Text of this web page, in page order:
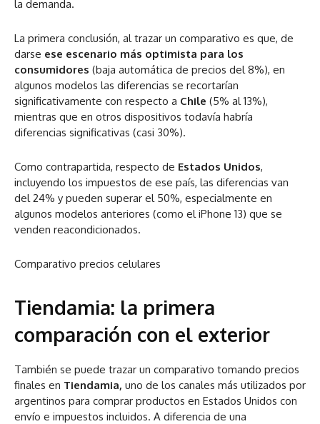
la demanda.
La primera conclusión, al trazar un comparativo es que, de
darse ese escenario más optimista para los
consumidores (baja automática de precios del 8%), en
algunos modelos las diferencias se recortarían
significativamente con respecto a Chile (5% al 13%),
mientras que en otros dispositivos todavía habría
diferencias significativas (casi 30%).
Como contrapartida, respecto de Estados Unidos,
incluyendo los impuestos de ese país, las diferencias van
del 24% y pueden superar el 50%, especialmente en
algunos modelos anteriores (como el iPhone 13) que se
venden reacondicionados.
Comparativo precios celulares
Tiendamia: la primera
comparación con el exterior
También se puede trazar un comparativo tomando precios
finales en Tiendamia, uno de los canales más utilizados por
argentinos para comprar productos en Estados Unidos con
envío e impuestos incluidos. A diferencia de una